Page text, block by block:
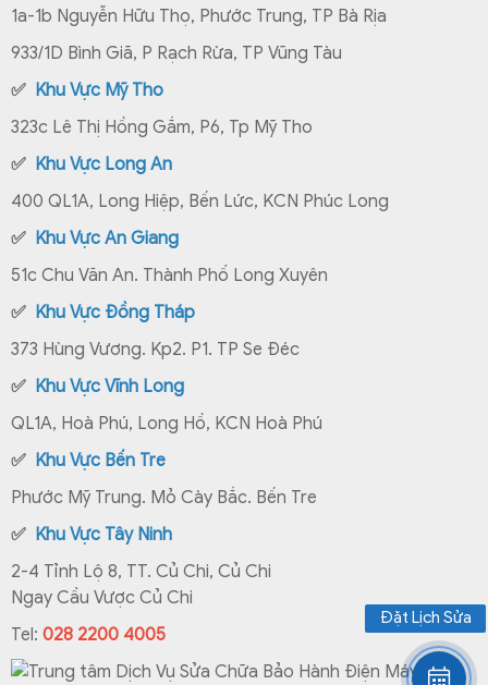
1a-1b Nguyễn Hữu Thọ, Phước Trung, TP Bà Rịa
933/1D Bình Giã, P Rạch Rừa, TP Vũng Tàu
✅ Khu Vực Mỹ Tho
323c Lê Thị Hồng Gắm, P6, Tp Mỹ Tho
✅ Khu Vực Long An
400 QL1A, Long Hiệp, Bến Lức, KCN Phúc Long
✅ Khu Vực An Giang
51c Chu Văn An. Thành Phố Long Xuyên
✅ Khu Vực Đồng Tháp
373 Hùng Vương. Kp2. P1. TP Se Đéc
✅ Khu Vực Vĩnh Long
QL1A, Hoà Phú, Long Hồ, KCN Hoà Phú
✅ Khu Vực Bến Tre
Phước Mỹ Trung. Mỏ Cày Bắc. Bến Tre
✅ Khu Vực Tây Ninh
2-4 Tỉnh Lộ 8, TT. Củ Chi, Củ Chi
Ngay Cầu Vược Củ Chi
Tel: 028 2200 4005
Đặt Lịch Sửa